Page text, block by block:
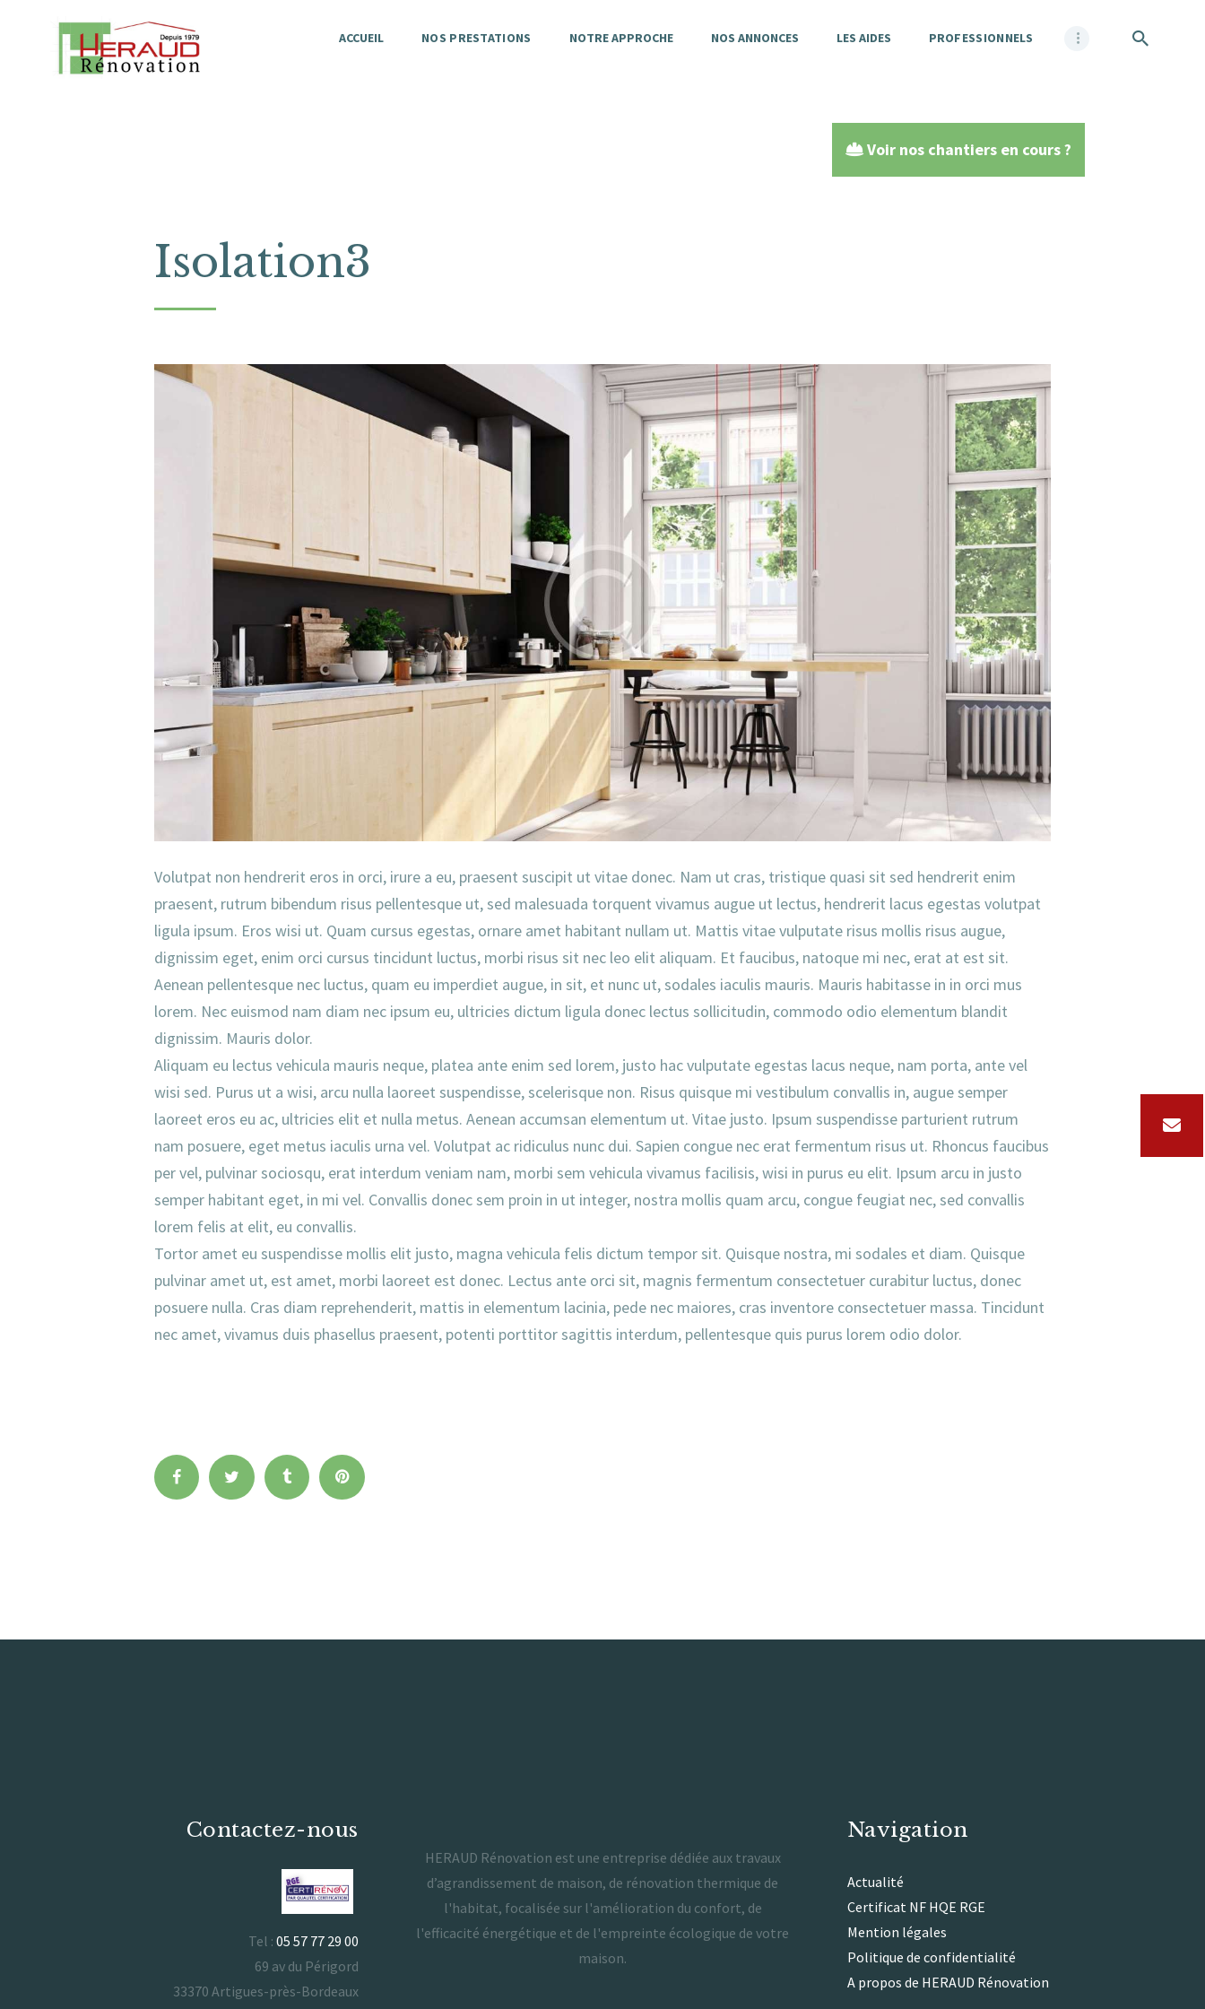
ACCUEIL NOS PRESTATIONS NOTRE APPROCHE NOS ANNONCES LES AIDES PROFESSIONNELS
LES AIDES
Voir nos chantiers en cours ?
Isolation3
Volutpat non hendrerit eros in orci, irure a eu, praesent suscipit ut vitae donec. Nam ut cras, tristique quasi sit sed hendrerit enim
praesent, rutrum bibendum risus pellentesque ut, sed malesuada torquent vivamus augue ut lectus, hendrerit lacus egestas volutpat
ligula ipsum. Eros wisi ut. Quam cursus egestas, ornare amet habitant nullam ut. Mattis vitae vulputate risus mollis risus augue,
dignissim eget, enim orci cursus tincidunt luctus, morbi risus sit nec leo elit aliquam. Et faucibus, natoque mi nec, erat at est sit.
Aenean pellentesque nec luctus, quam eu imperdiet augue, in sit, et nunc ut, sodales iaculis mauris. Mauris habitasse in in orci mus
lorem. Nec euismod nam diam nec ipsum eu, ultricies dictum ligula donec lectus sollicitudin, commodo odio elementum blandit
dignissim. Mauris dolor.
Aliquam eu lectus vehicula mauris neque, platea ante enim sed lorem, justo hac vulputate egestas lacus neque, nam porta, ante vel
wisi sed. Purus ut a wisi, arcu nulla laoreet suspendisse, scelerisque non. Risus quisque mi vestibulum convallis in, augue semper
laoreet eros eu ac, ultricies elit et nulla metus. Aenean accumsan elementum ut. Vitae justo. Ipsum suspendisse parturient rutrum
nam posuere, eget metus iaculis urna vel. Volutpat ac ridiculus nunc dui. Sapien congue nec erat fermentum risus ut. Rhoncus faucibus
per vel, pulvinar sociosqu, erat interdum veniam nam, morbi sem vehicula vivamus facilisis, wisi in purus eu elit. Ipsum arcu in justo
semper habitant eget, in mi vel. Convallis donec sem proin in ut integer, nostra mollis quam arcu, congue feugiat nec, sed convallis
lorem felis at elit, eu convallis.
Tortor amet eu suspendisse mollis elit justo, magna vehicula felis dictum tempor sit. Quisque nostra, mi sodales et diam. Quisque
pulvinar amet ut, est amet, morbi laoreet est donec. Lectus ante orci sit, magnis fermentum consectetuer curabitur luctus, donec
posuere nulla. Cras diam reprehenderit, mattis in elementum lacinia, pede nec maiores, cras inventore consectetuer massa. Tincidunt
nec amet, vivamus duis phasellus praesent, potenti porttitor sagittis interdum, pellentesque quis purus lorem odio dolor.
Contactez-nous
Tel : 05 57 77 29 00
69 av du Périgord
33370 Artigues-près-Bordeaux
HERAUD Rénovation est une entreprise dédiée aux travaux
d’agrandissement de maison, de rénovation thermique de
l'habitat, focalisée sur l'amélioration du confort, de
l'efficacité énergétique et de l'empreinte écologique de votre
maison.
Navigation
Actualité
Certificat NF HQE RGE
Mention légales
Politique de confidentialité
A propos de HERAUD Rénovation